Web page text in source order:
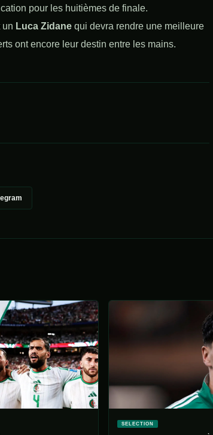
pour les huitièmes de finale.
un Luca Zidane qui devra rendre une meilleure
ont encore leur destin entre les mains.
SELECTION